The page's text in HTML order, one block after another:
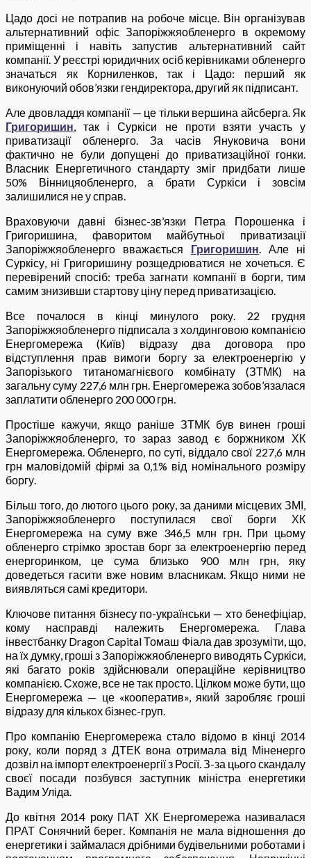
Цадо досі не потрапив на робоче місце. Він організував
альтернативний офіс Запоріжжяобленерго в окремому
приміщенні і навіть запустив альтернативний сайт
компанії. У реєстрі юридичних осіб керівниками обленерго
значаться як Корниленков, так і Цадо: перший як
виконуючий обов’язки гендиректора, другий як підписант.
Але двовладдя компанії — це тільки вершина айсберга. Як
Григоришин, так і Суркіси не проти взяти участь у
приватизації обленерго. За часів Януковича вони
фактично не були допущені до приватизаційної гонки.
Власник Енергетичного стандарту зміг придбати лише
50% Вінницяобленерго, а брати Суркіси і зовсім
залишилися не у справ.
Враховуючи давні бізнес-зв’язки Петра Порошенка і
Григоришина, фаворитом майбутньої приватизації
Запоріжжяобленерго вважається Григоришин. Але ні
Суркісу, ні Григоришину розщедрюватися не хочеться. Є
перевірений спосіб: треба загнати компанії в борги, тим
самим знизивши стартову ціну перед приватизацією.
Все почалося в кінці минулого року. 22 грудня
Запоріжжяобленерго підписала з холдинговою компанією
Енергомережа (Київ) відразу два договора про
відступлення прав вимоги боргу за електроенергію у
Запорізького титаномагнієвого комбінату (ЗТМК) на
загальну суму 227,6 млн грн. Енергомережа зобов’язалася
заплатити обленерго 200 000 грн.
Простіше кажучи, якщо раніше ЗТМК був винен гроші
Запоріжжяобленерго, то зараз завод є боржником ХК
Енергомережа. Обленерго, по суті, віддало свої 227,6 млн
грн маловідомій фірмі за 0,1% від номінального розміру
боргу.
Більш того, до лютого цього року, за даними місцевих ЗМІ,
Запоріжжяобленерго поступилася свої борги ХК
Енергомережа на суму вже 346,5 млн грн. При цьому
обленерго стрімко зростав борг за електроенергію перед
енергоринком, це сума близько 900 млн грн, яку
доведеться гасити вже новим власникам. Якщо ними не
виявляться самі кредитори.
Ключове питання бізнесу по-українськи — хто бенефіціар,
кому насправді належить Енергомережа. Глава
інвестбанку Dragon Capital Томаш Фіала дав зрозуміти, що,
на їх думку, гроші з Запоріжжяобленерго виводять Суркіси,
які багато років здійснювали операційне керівництво
компанією. Схоже, все не так просто. Цілком може бути, що
Енергомережа — це «кооператив», який заробляє гроші
відразу для кількох бізнес-груп.
Про компанію Енергомережа стало відомо в кінці 2014
року, коли поряд з ДТЕК вона отримала від Міненерго
дозвіл на імпорт електроенергії з Росії. З-за цього скандалу
своєї посади позбувся заступник міністра енергетики
Вадим Уліда.
До квітня 2014 року ПАТ ХК Енергомережа називалася
ПРАТ Сонячний берег. Компанія не мала відношення до
енергетики і займалася дрібними будівельними роботами і